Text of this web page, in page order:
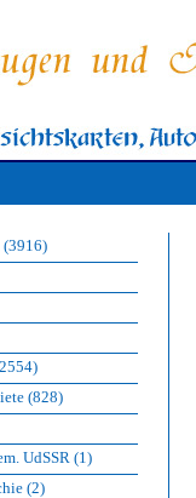
(3916)
(828)
UdSSR (1)
(2)